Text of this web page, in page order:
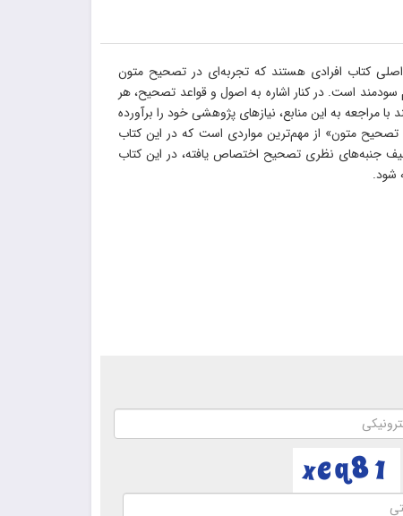
کتاب افرادی هستند که تجربه‌ای در تصحیح متون
سودمند است. در کنار اشاره به اصول و قواعد تصحیح، هر
مراجعه به این منابع، نیازهای پژوهشی خود را برآورده
تصحیح متون» از مهم‌ترین مواردی است که در این کتاب
جنبه‌های نظری تصحیح اختصاص یافته، در این کتاب
شود.